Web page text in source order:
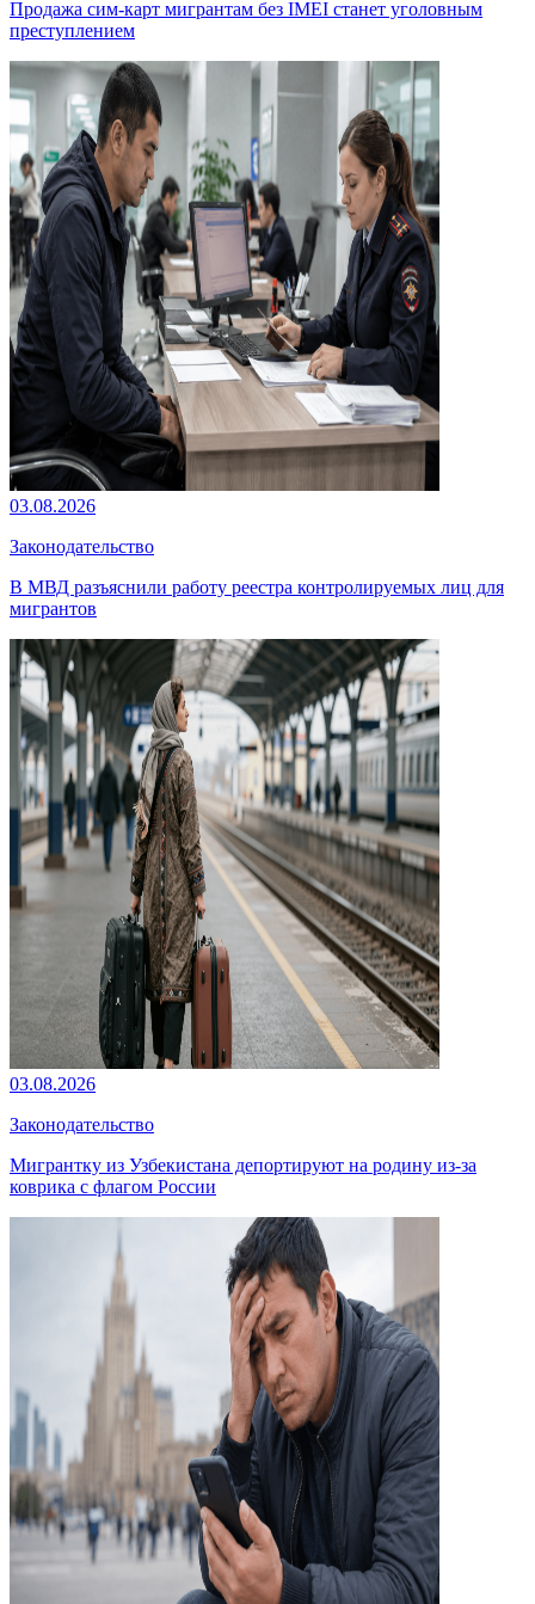
Продажа сим-карт мигрантам без IMEI станет уголовным
преступлением
03.08.2026
Законодательство
В МВД разъяснили работу реестра контролируемых лиц для
мигрантов
03.08.2026
Законодательство
Мигрантку из Узбекистана депортируют на родину из-за
коврика с флагом России